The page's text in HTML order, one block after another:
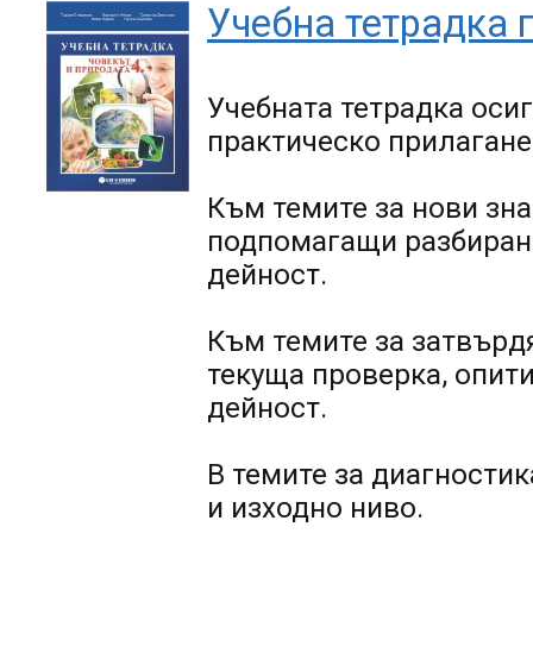
Учебна тетрадка
Учебната тетрадка
практическо
Към темите за нови
подпомагащи
дейност.
Към темите за
текуща проверка,
дейност.
В темите за
и изходно ниво.